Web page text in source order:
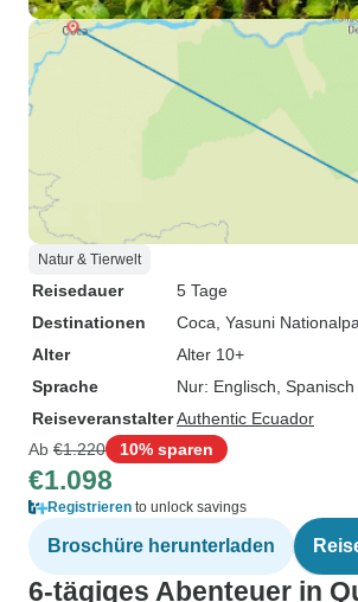
Natur & Tierwelt
Reisedauer
5 Tage
Destinationen
Coca , Yasuni
Alter
Alter 10+
Sprache
Nur: Englisch, Spanisch
ReiseveranstalterAuthentic Ecuador
Ab €1.220 10% sparen
€1.098
Registrieren to unlock savings
Broschüre herunterladen
6-tägiges Abenteuer in